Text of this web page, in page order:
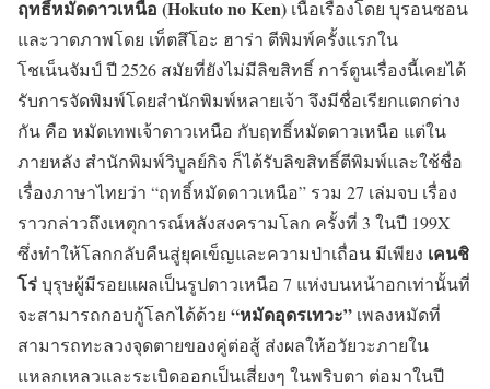
ฤทธิ์หมัดดาวเหนือ (Hokuto no Ken) เนื้อเรื่องโดย บุรอนซอน
และวาดภาพโดย เท็ตสึโอะ ฮาร่า ตีพิมพ์ครั้งแรกใน
โชเน็นจัมป์ ปี 2526 สมัยที่ยังไม่มีลิขสิทธิ์ การ์ตูนเรื่องนี้เคยได้
รับการจัดพิมพ์โดยสำนักพิมพ์หลายเจ้า จึงมีชื่อเรียกแตกต่าง
กัน คือ หมัดเทพเจ้าดาวเหนือ กับฤทธิ์หมัดดาวเหนือ แต่ใน
ภายหลัง สำนักพิมพ์วิบูลย์กิจ ก็ได้รับลิขสิทธิ์ตีพิมพ์และใช้ชื่อ
เรื่องภาษาไทยว่า “ฤทธิ์หมัดดาวเหนือ” รวม 27 เล่มจบ เรื่อง
ราวกล่าวถึงเหตุการณ์หลังสงครามโลก ครั้งที่ 3 ในปี 199X
ซึ่งทำให้โลกกลับคืนสู่ยุคเข็ญและความป่าเถื่อน มีเพียง เคนชิ
โร่บุรุษผู้มีรอยแผลเป็นรูปดาวเหนือ 7 แห่งบนหน้าอกเท่านั้นที่
จะสามารถกอบกู้โลกได้ด้วย “หมัดอุดรเทวะ” เพลงหมัดที่
สามารถทะลวงจุดตายของคู่ต่อสู้ ส่งผลให้อวัยวะภายใน
แหลกเหลวและระเบิดออกเป็นเสี่ยงๆ ในพริบตา ต่อมาในปี